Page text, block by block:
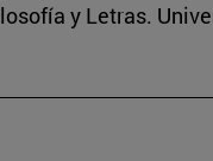
y Letras.